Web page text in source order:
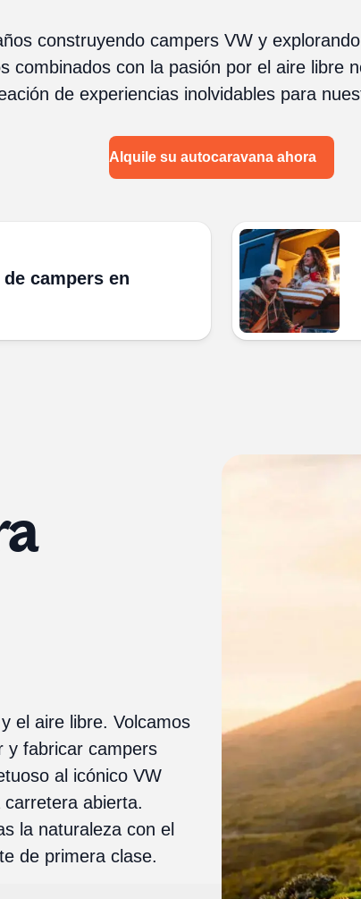
construyendo campers VW y
combinados con la pasión por el aire libre
de experiencias inolvidables para
Alquile su autocaravana ahora
campers en
el aire libre. Volcamos
y fabricar campers
al icónico VW
abierta.
la naturaleza con el
de primera clase.